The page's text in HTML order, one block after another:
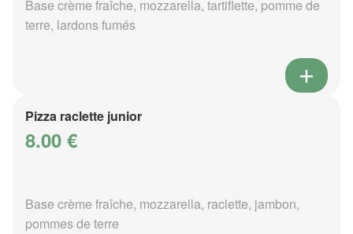
Base crème fraîche, mozzarella, tartiflette, pomme de
terre, lardons fumés
Pizza raclette junior
8.00 €
Base crème fraîche, mozzarella, raclette, jambon,
pommes de terre